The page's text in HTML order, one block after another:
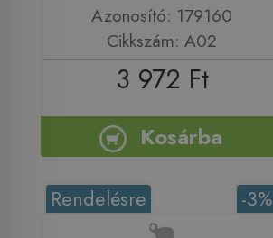
Azonosító: 179160
Cikkszám: A02
3 972 Ft
Kosárba
-3%
Rendelésre